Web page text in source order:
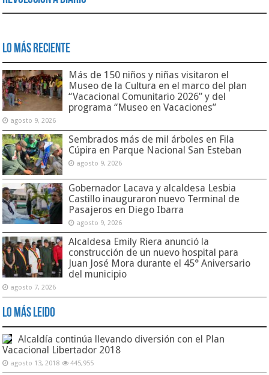
Lo Más Reciente
Más de 150 niños y niñas visitaron el
Museo de la Cultura en el marco del plan
“Vacacional Comunitario 2026” y del
programa “Museo en Vacaciones”
agosto 9, 2026
Sembrados más de mil árboles en Fila
Cúpira en Parque Nacional San Esteban
agosto 9, 2026
Gobernador Lacava y alcaldesa Lesbia
Castillo inauguraron nuevo Terminal de
Pasajeros en Diego Ibarra
agosto 9, 2026
Alcaldesa Emily Riera anunció la
construcción de un nuevo hospital para
Juan José Mora durante el 45° Aniversario
del municipio
agosto 7, 2026
Lo Más Leido
Alcaldía continúa llevando diversión con el Plan
Vacacional Libertador 2018
agosto 13, 2018 445,955